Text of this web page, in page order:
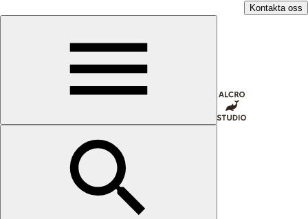
Kontakta oss